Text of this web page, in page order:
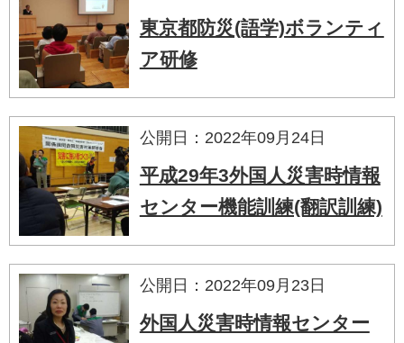
東京都防災(語学)ボランティ
ア研修
公開日：2022年09月24日
平成29年3外国人災害時情報
センター機能訓練(翻訳訓練)
公開日：2022年09月23日
外国人災害時情報センター